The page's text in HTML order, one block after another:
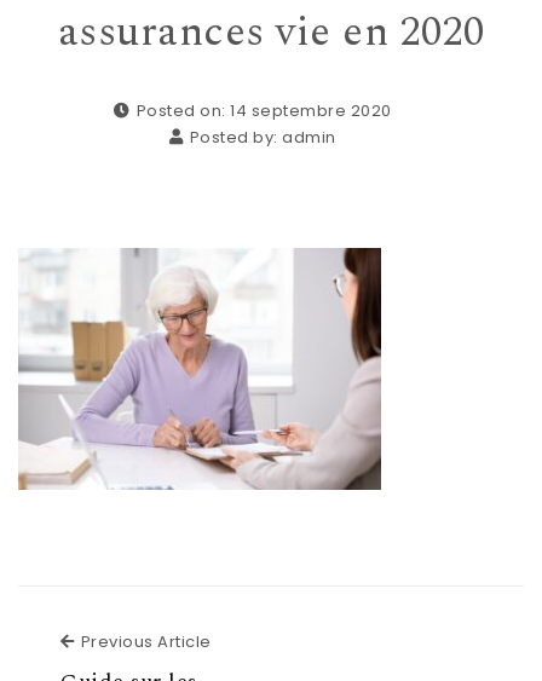
assurances vie en 2020
Posted on: 14 septembre 2020
Posted by:admin
Previous Article